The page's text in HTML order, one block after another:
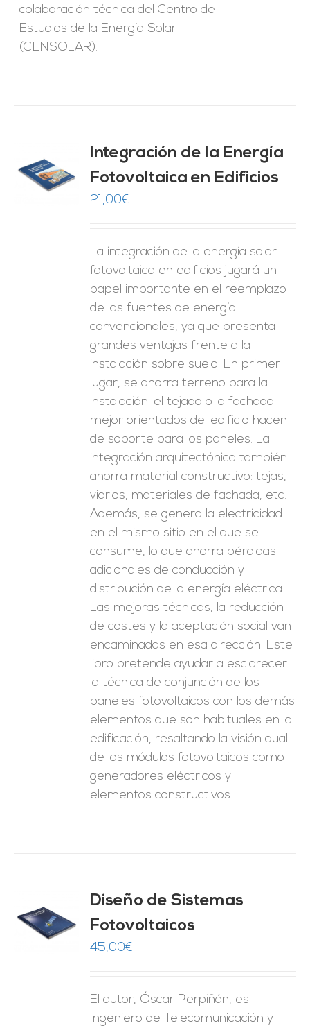
colaboración técnica del Centro de
Estudios de la Energía Solar
(CENSOLAR).
Integración de la Energía
Fotovoltaica en Edificios
21,00€
La integración de la energía solar
fotovoltaica en edificios jugará un
papel importante en el reemplazo
de las fuentes de energía
convencionales, ya que presenta
grandes ventajas frente a la
instalación sobre suelo. En primer
lugar, se ahorra terreno para la
instalación: el tejado o la fachada
mejor orientados del edificio hacen
de soporte para los paneles. La
integración arquitectónica también
ahorra material constructivo: tejas,
vidrios, materiales de fachada, etc.
Además, se genera la electricidad
en el mismo sitio en el que se
consume, lo que ahorra pérdidas
adicionales de conducción y
distribución de la energía eléctrica.
Las mejoras técnicas, la reducción
de costes y la aceptación social van
encaminadas en esa dirección. Este
libro pretende ayudar a esclarecer
la técnica de conjunción de los
paneles fotovoltaicos con los demás
elementos que son habituales en la
edificación, resaltando la visión dual
de los módulos fotovoltaicos como
generadores eléctricos y
elementos constructivos.
Diseño de Sistemas
Fotovoltaicos
45,00€
El autor, Óscar Perpiñán, es
Ingeniero de Telecomunicación y